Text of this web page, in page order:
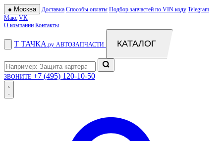
● Москва Доставка Способы оплаты Подбор запчастей по VIN коду Telegram
Макс VK
О компании Контакты
Т ТАЧКА .ру АВТОЗАПЧАСТИ КАТАЛОГ
ЗВОНИТЕ +7 (495) 120-10-50